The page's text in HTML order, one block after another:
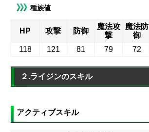
種族値
HP 攻撃 防御
魔法攻
撃
魔法防
御
118 121 81 79 72
２.ライジンのスキル
アクティブスキル